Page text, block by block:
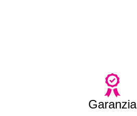
Garanzia